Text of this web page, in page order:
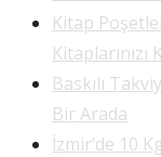
Kitap
Kitaplarınızı
Baskılı
Bir Arada
İzmir’de 10